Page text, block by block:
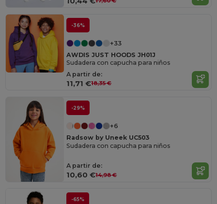
-36%
+33
AWDIS JUST HOODS JH01J
Sudadera con capucha para niños
A partir de:
11,71 €18,35 €
-29%
+6
Radsow by Uneek UC503
Sudadera con capucha para niños
A partir de:
10,60 €14,98 €
-65%